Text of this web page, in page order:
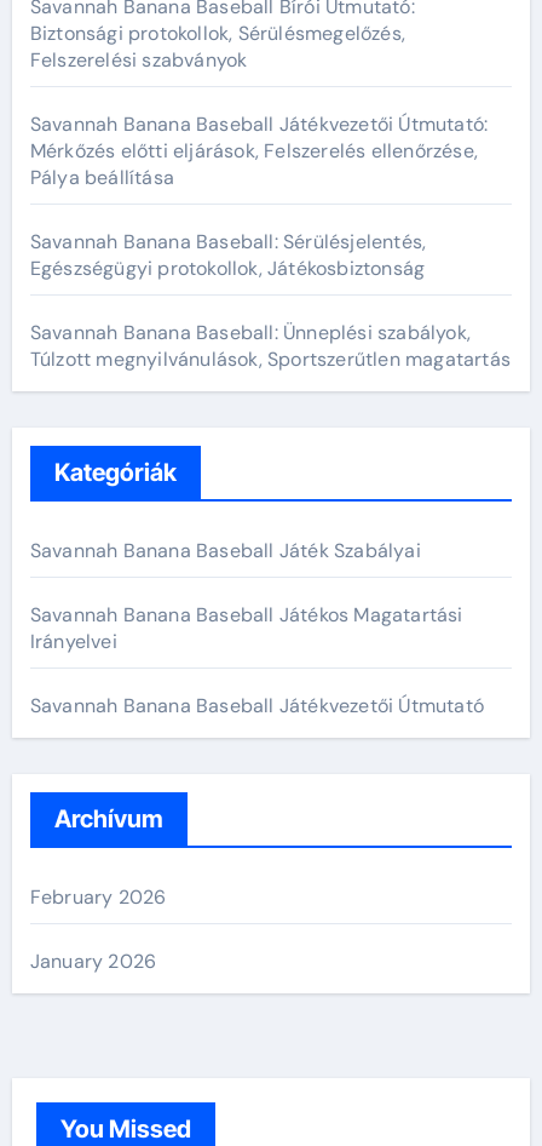
:Savannah Banana Baseball Bírói Útmutató:
Biztonsági protokollok, Sérülésmegelőzés,
Felszerelési szabványok
Savannah Banana Baseball Játékvezetői Útmutató:
Mérkőzés előtti eljárások, Felszerelés ellenőrzése,
Pálya beállítása
Savannah Banana Baseball: Sérülésjelentés,
Egészségügyi protokollok, Játékosbiztonság
Savannah Banana Baseball: Ünneplési szabályok,
Túlzott megnyilvánulások, Sportszerűtlen magatartás
Kategóriák
Savannah Banana Baseball Játék Szabályai
Savannah Banana Baseball Játékos Magatartási
Irányelvei
Savannah Banana Baseball Játékvezetői Útmutató
Archívum
February 2026
January 2026
You Missed